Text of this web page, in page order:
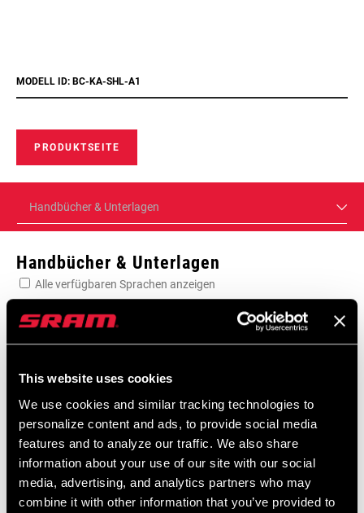
This website uses cookies
We use cookies and similar tracking technologies to
personalize content and ads, to provide social media
features and to analyze our traffic. We also share
information about your use of our site with our social
media, advertising, and analytics partners who may
combine it with other information that you’ve provided to
MODELL ID: BC-KA-SHL-A1
PRODUKTSEITE
Handbücher & Unterlagen
Handbücher & Unterlagen
Alle verfügbaren Sprachen anzeigen
SRAM und Zipp Gewährleistung
604kb
Händlersuche